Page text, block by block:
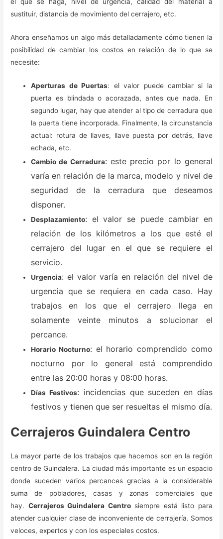
sustituir, distancia de movimiento del cerrajero, etc.
Ahora enseñamos un algo más detalladamente cómo tienen la
posibilidad de cambiar los costos en relación de lo que se
necesite:
Aperturas de Puertas: el valor puede cambiar si la
puerta es blindada o acorazada, antes que nada. En
segundo lugar, hay que atender al tipo de cerradura que
la puerta tiene incorporada. Finalmente, la circunstancia
actual: rotura de llaves, llave puesta por detrás, llave
echada, etc.
Cambio de Cerradura: este precio por lo general
varía en relación de la marca, modelo y nivel de
seguridad de la cerradura que deseamos
disponer.
Desplazamiento: el valor se puede cambiar en
relación de los kilómetros a los que esté el
cerrajero del lugar en el que se requiere el
servicio.
Urgencia: el valor varía en relación del nivel de
urgencia que se requiera en cada caso. Hay
trabajos en los que el cerrajero llega en
solamente veinte minutos a solucionar el
percance.
Horario Nocturno: el horario comprendido como
nocturno por lo general está comprendido
entre las 20:00 horas y 08:00 horas.
Días Festivos: incidencias que suceden en días
festivos y tienen que ser resueltas el mismo día.
Cerrajeros Guindalera Centro
La mayor parte de los trabajos que hacemos son en la región
centro de Guindalera. La ciudad más importante es un espacio
donde suceden varios percances gracias a la considerable
suma de pobladores, casas y zonas comerciales que
hay. Cerrajeros Guindalera Centrosiempre está listo para
atender cualquier clase de inconveniente de cerrajería. Somos
veloces, expertos y con los especiales costos.